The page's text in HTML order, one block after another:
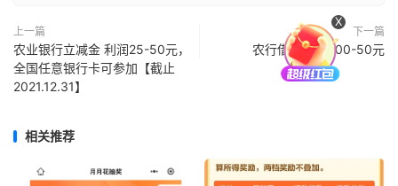
上一篇
农业银行立减金 利润25-50元，
全国任意银行卡可参加【截止
2021.12.31】
下一篇
农行借记卡满300-50元
相关推荐
X